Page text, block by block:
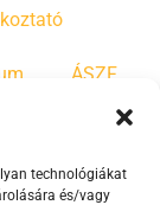
technológiákat
és/vagy
ÁSZF